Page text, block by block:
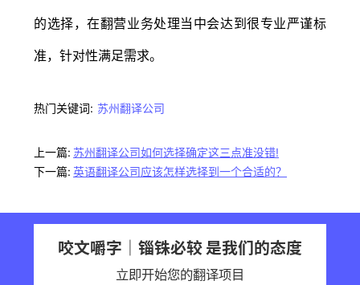
的选择，在翻营业务处理当中会达到很专业严谨标
准，针对性满足需求。
热门关键词: 苏州翻译公司
上一篇: 苏州翻译公司如何选择确定这三点准没错!
下一篇: 英语翻译公司应该怎样选择到一个合适的？
咬文嚼字｜锱铢必较 是我们的态度
立即开始您的翻译项目